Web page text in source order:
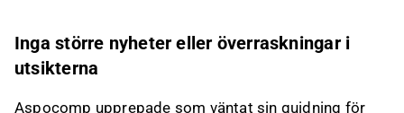
Inga större nyheter eller överraskningar i
utsikterna
Aspocomp upprepade som väntat sin guidning för